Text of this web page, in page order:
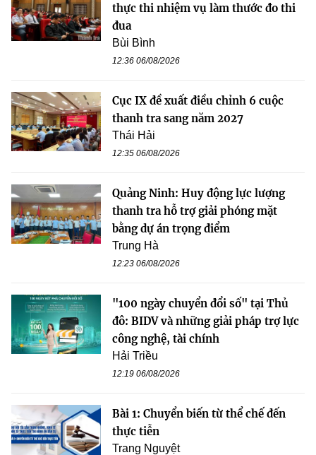
thực thi nhiệm vụ làm thước đo thi
đua
Bùi Bình
12:36 06/08/2026
Cục IX đề xuất điều chỉnh 6 cuộc
thanh tra sang năm 2027
Thái Hải
12:35 06/08/2026
Quảng Ninh: Huy động lực lượng
thanh tra hỗ trợ giải phóng mặt
bằng dự án trọng điểm
Trung Hà
12:23 06/08/2026
"100 ngày chuyển đổi số" tại Thủ
đô: BIDV và những giải pháp trợ lực
công nghệ, tài chính
Hải Triều
12:19 06/08/2026
Bài 1: Chuyển biến từ thể chế đến
thực tiễn
Trang Nguyệt